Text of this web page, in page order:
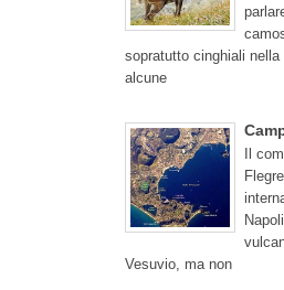
sopratutto cinghiali
alcune
Il
Vesuvio, ma non